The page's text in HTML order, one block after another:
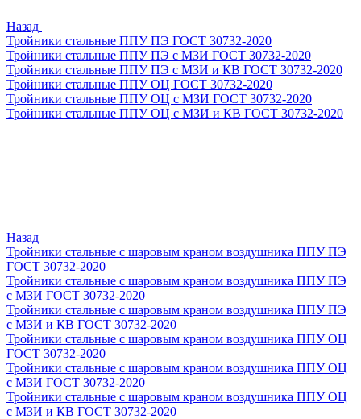
Назад
Тройники стальные ППУ ПЭ ГОСТ 30732-2020
Тройники стальные ППУ ПЭ с МЗИ ГОСТ 30732-2020
Тройники стальные ППУ ПЭ с МЗИ и КВ ГОСТ 30732-2020
Тройники стальные ППУ ОЦ ГОСТ 30732-2020
Тройники стальные ППУ ОЦ с МЗИ ГОСТ 30732-2020
Тройники стальные ППУ ОЦ с МЗИ и КВ ГОСТ 30732-2020
Назад
Тройники стальные с шаровым краном воздушника ППУ ПЭ
ГОСТ 30732-2020
Тройники стальные с шаровым краном воздушника ППУ ПЭ
с МЗИ ГОСТ 30732-2020
Тройники стальные с шаровым краном воздушника ППУ ПЭ
с МЗИ и КВ ГОСТ 30732-2020
Тройники стальные с шаровым краном воздушника ППУ ОЦ
ГОСТ 30732-2020
Тройники стальные с шаровым краном воздушника ППУ ОЦ
с МЗИ ГОСТ 30732-2020
Тройники стальные с шаровым краном воздушника ППУ ОЦ
с МЗИ и КВ ГОСТ 30732-2020